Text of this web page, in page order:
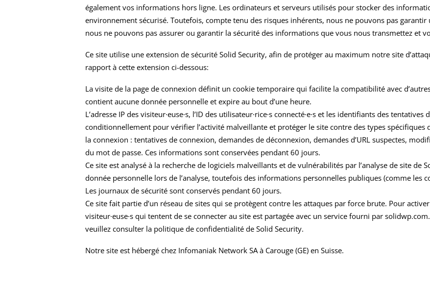
également vos informations hors ligne. Les ordinateurs et serveurs utilisés pour stocker des
environnement sécurisé. Toutefois, compte tenu des risques inhérents, nous ne pouvons pas
nous ne pouvons pas assurer ou garantir la sécurité des informations que vous nous transmettez et
Ce site utilise une extension de sécurité Solid Security, afin de protéger au maximum notre site
rapport à cette extension ci-dessous:
La visite de la page de connexion définit un cookie temporaire qui facilite la compatibilité avec
contient aucune donnée personnelle et expire au bout d’une heure.
L’adresse IP des visiteur·euse·s, l’ID des utilisateur·rice·s connecté·e·s et les identifiants des
conditionnellement pour vérifier l’activité malveillante et protéger le site contre des types spécifiques
la connexion : tentatives de connexion, demandes de déconnexion, demandes d’URL suspectes,
du mot de passe. Ces informations sont conservées pendant 60 jours.
Ce site est analysé à la recherche de logiciels malveillants et de vulnérabilités par l’analyse de site de
donnée personnelle lors de l’analyse, toutefois des informations personnelles publiques (comme les
Les journaux de sécurité sont conservés pendant 60 jours.
Ce site fait partie d’un réseau de sites qui se protègent contre les attaques par force brute. Pour
visiteur·euse·s qui tentent de se connecter au site est partagée avec un service fourni par
veuillez consulter la politique de confidentialité de Solid Security.
Notre site est hébergé chez Infomaniak Network SAà Carouge (GE) en Suisse.